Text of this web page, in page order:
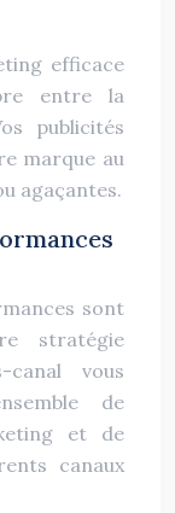
efficace
entre la
publicités
marque au
agaçantes.
sont
stratégie
vous
de
et de
canaux